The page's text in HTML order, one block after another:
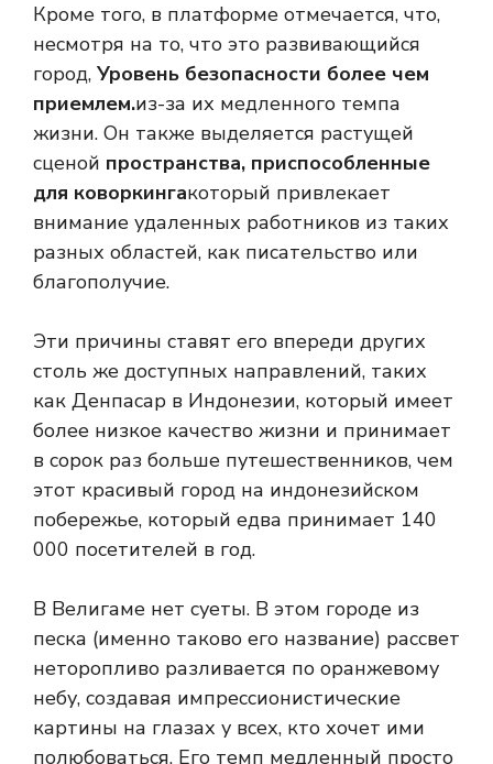
Кроме того, в платформе отмечается, что,
несмотря на то, что это развивающийся
город, Уровень безопасности более чем
приемлем.из-за их медленного темпа
жизни. Он также выделяется растущей
сценой пространства, приспособленные
для коворкингакоторый привлекает
внимание удаленных работников из таких
разных областей, как писательство или
благополучие.
Эти причины ставят его впереди других
столь же доступных направлений, таких
как Денпасар в Индонезии, который имеет
более низкое качество жизни и принимает
в сорок раз больше путешественников, чем
этот красивый город на индонезийском
побережье, который едва принимает 140
000 посетителей в год.
В Велигаме нет суеты. В этом городе из
песка (именно таково его название) рассвет
неторопливо разливается по оранжевому
небу, создавая импрессионистические
картины на глазах у всех, кто хочет ими
полюбоваться. Его темп медленный просто